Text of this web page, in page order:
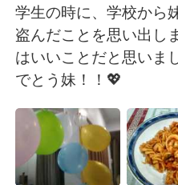
English 简
繁體中文
Deutsch 한국
学生の時に、学校から
盗んだことを思い出し
はいいことだと思いま
でとう妹！！💖